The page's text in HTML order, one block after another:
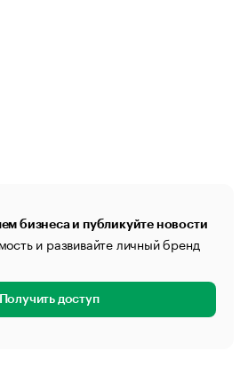
бизнеса и публикуйте новости
и развивайте личный бренд
Получить доступ